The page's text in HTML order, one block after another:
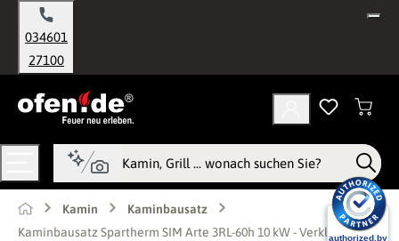
springen
034601
27100
Kamin
Kaminbausatz
Kaminbausatz Spartherm SIM Arte 3RL-60h 10 kW - Verkleidung: